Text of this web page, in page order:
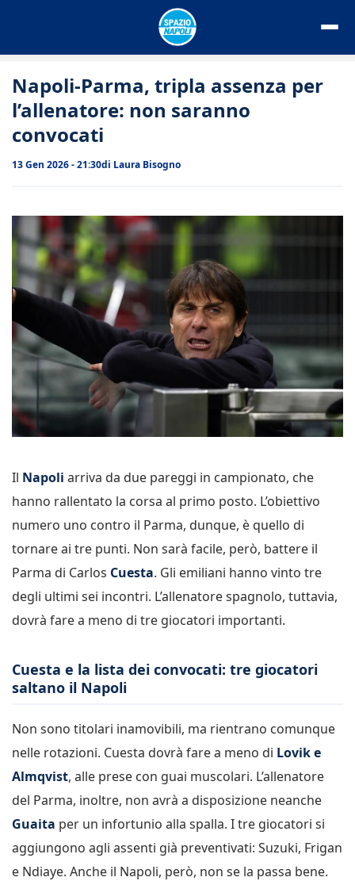
Napoli-Parma, tripla assenza per
l’allenatore: non saranno
convocati
13 Gen 2026 - 21:30di Laura Bisogno
Il Napoli arriva da due pareggi in campionato, che
hanno rallentato la corsa al primo posto. L’obiettivo
numero uno contro il Parma, dunque, è quello di
tornare ai tre punti. Non sarà facile, però, battere il
Parma di Carlos Cuesta. Gli emiliani hanno vinto tre
degli ultimi sei incontri. L’allenatore spagnolo, tuttavia,
dovrà fare a meno di tre giocatori importanti.
Cuesta e la lista dei convocati: tre giocatori
saltano il Napoli
Non sono titolari inamovibili, ma rientrano comunque
nelle rotazioni. Cuesta dovrà fare a meno di Lovik e
Almqvist, alle prese con guai muscolari. L’allenatore
del Parma, inoltre, non avrà a disposizione neanche
Guaita per un infortunio alla spalla. I tre giocatori si
aggiungono agli assenti già preventivati: Suzuki, Frigan
e Ndiaye. Anche il Napoli, però, non se la passa bene.